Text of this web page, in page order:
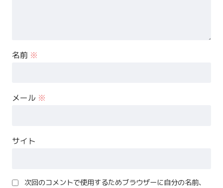
名前 ※
メール ※
サイト
次回のコメントで使用するためブラウザーに自分の名前、